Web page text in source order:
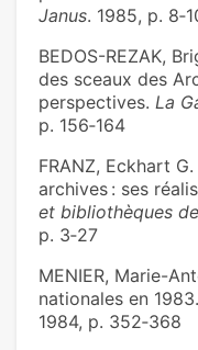
Janus. 1985, p.
BEDOS-REZAK,
des sceaux des
perspectives. La
p. 156‑164
FRANZ, Eckhart
archives : ses
et bibliothèques
p. 3‑27
MENIER, Marie-
nationales en 1983.
1984, p. 352‑368